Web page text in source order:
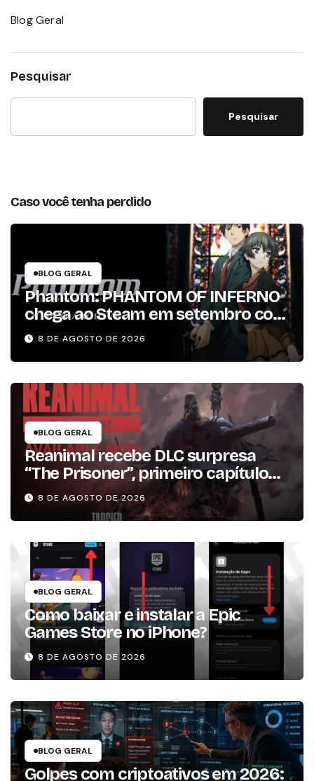
Blog Geral
Pesquisar
Pesquisar
Caso você tenha perdido
BLOG GERAL
Phantom: PHANTOM OF INFERNO
chega ao Steam em setembro com
conteúdo da versão lançada em
2013
8 DE AGOSTO DE 2026
BLOG GERAL
Reanimal recebe DLC surpresa
“The Prisoner”, primeiro capítulo
da expansão de história
8 DE AGOSTO DE 2026
BLOG GERAL
Como baixar e instalar a Epic
Games Store no iPhone?
8 DE AGOSTO DE 2026
BLOG GERAL
Golpes com criptoativos em 2026: